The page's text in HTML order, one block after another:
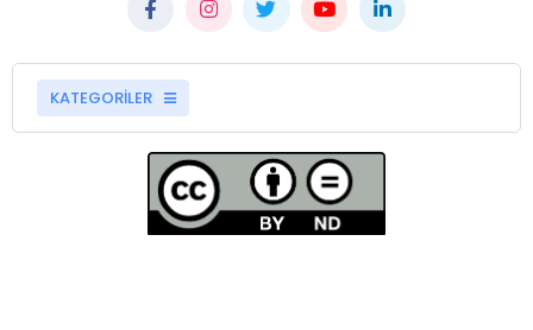
KATEGORİLER